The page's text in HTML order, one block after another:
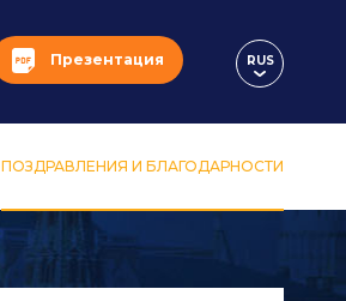
Презентация RUS
ПОЗДРАВЛЕНИЯ И БЛАГОДАРНОСТИ